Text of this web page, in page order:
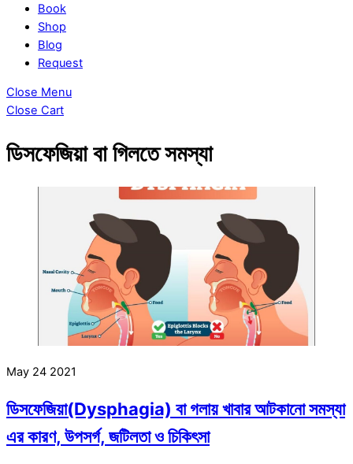
Book
Shop
Blog
Request
Close Menu
Close Cart
ডিসফেজিয়া বা গিলতে সমস্যা
May 24 2021
ডিসফেজিয়া(Dysphagia) বা গলায় খাবার আটকানো সমস্যা
এর কারণ, উপসর্গ, জটিলতা ও চিকিৎসা